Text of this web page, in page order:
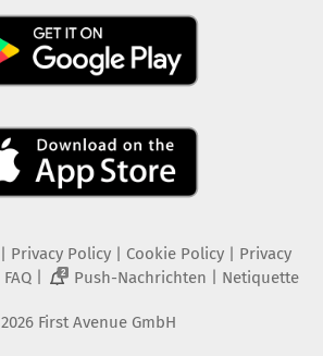
Privacy Policy| Cookie Policy| Privacy
FAQ| 2 Push-Nachrichten Netiquette
2026 First Avenue GmbH